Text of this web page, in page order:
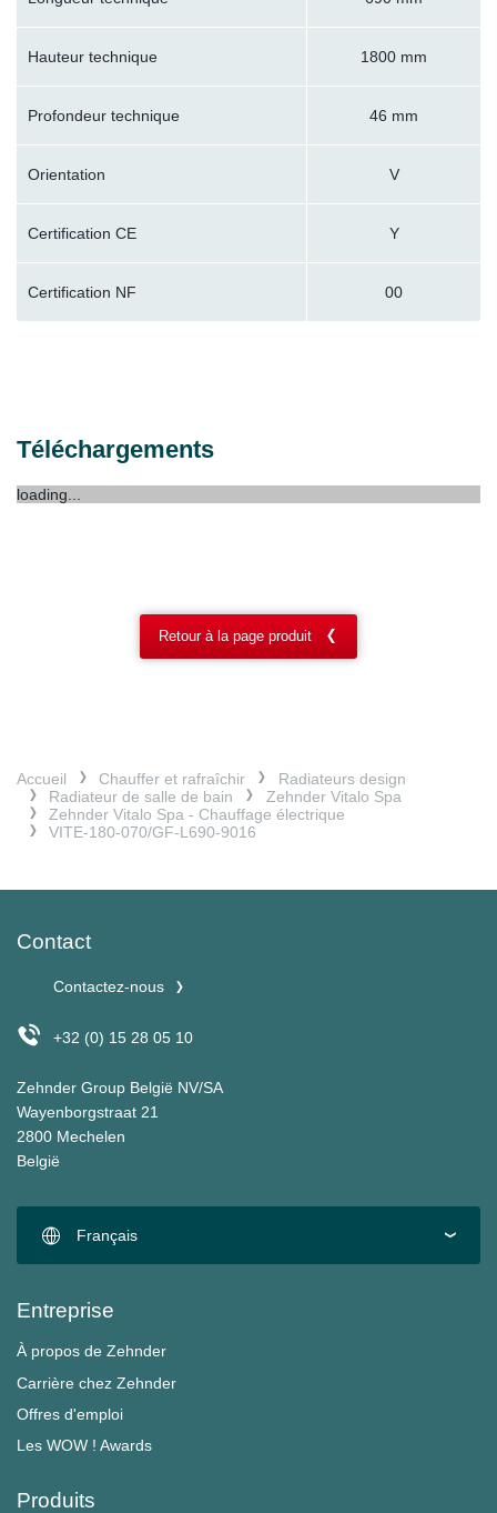
Hauteur technique 1800 mm
Profondeur technique 46 mm
Orientation V
Certification CE Y
Certification NF 00
Téléchargements
loading...
Retour à la page produit
Accueil Chauffer et rafraîchir
Radiateurs design
Radiateur de salle de bain
Zehnder Vitalo Spa
Zehnder Vitalo Spa - Chauffage électrique
VITE-180-070/GF-L690-9016
Contact
Contactez-nous
+32 (0) 15 28 05 10
Zehnder Group België NV/SA
Wayenborgstraat 21
2800 Mechelen
België
Français
Entreprise
À propos de Zehnder
Carrière chez Zehnder
Offres d'emploi
Les WOW ! Awards
Produits